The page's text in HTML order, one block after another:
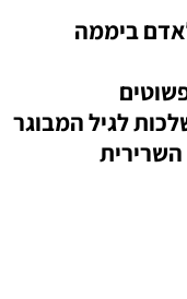
ביממה
לגיל המבוגר
השרירית